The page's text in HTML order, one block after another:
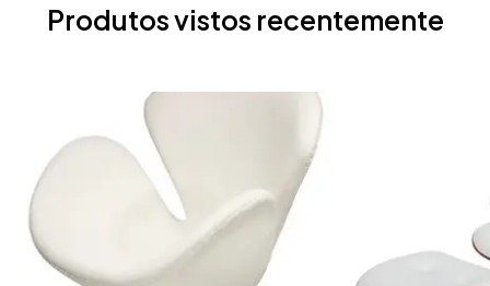
Produtos vistos recentemente